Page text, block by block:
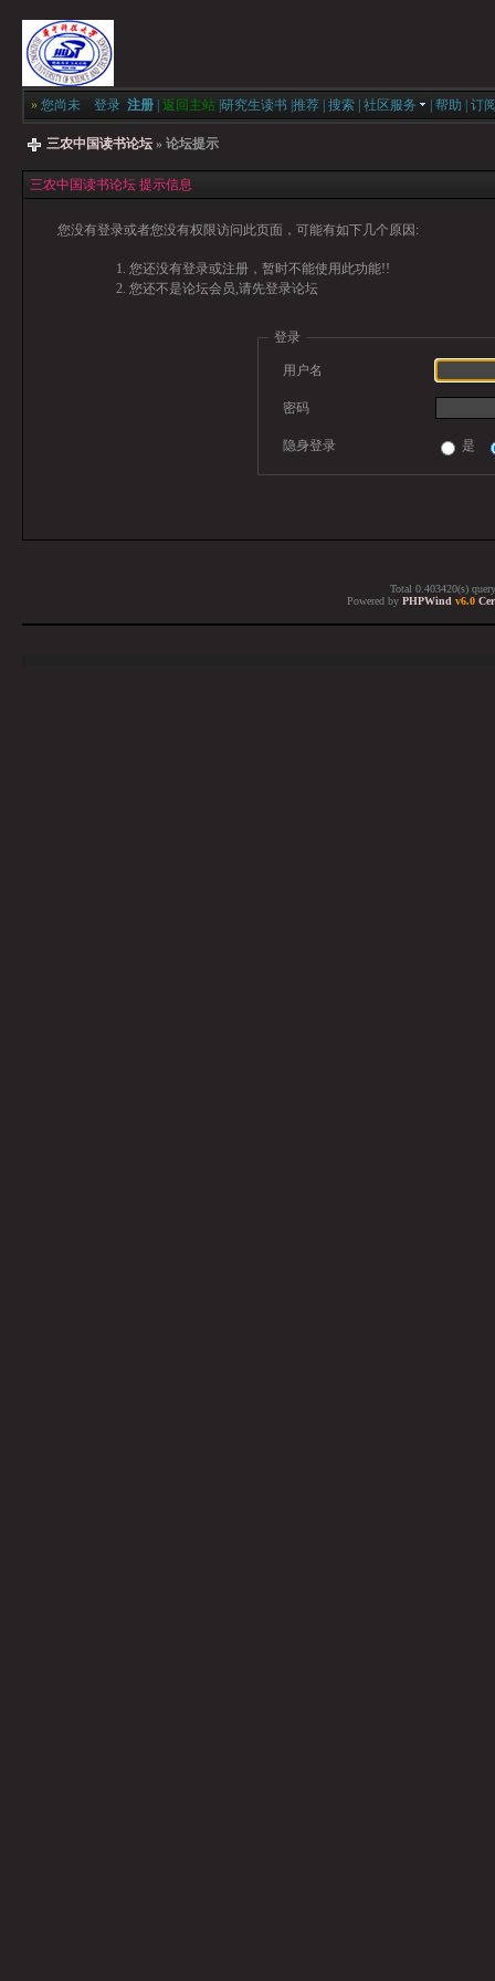
» 您尚未 登录 注册 返回主站 研究生读书 推荐 搜索 社区服务 帮助 订
三农中国读书论坛 » 论坛提示
三农中国读书论坛 提示信息
您没有登录或者您没有权限访问此页面，可能有如下几个原因:
您还没有登录或注册，暂时不能使用此功能!!
您还不是论坛会员,请先登录论坛
登录
用户名
密码
隐身登录 是
Total 0.403420(s)
Powered by PHPWind v6.0